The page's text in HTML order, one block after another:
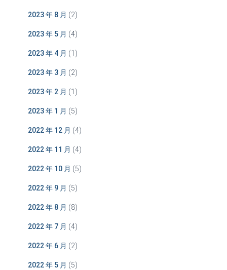
2023 年 8 月 (2)
2023 年 5 月 (4)
2023 年 4 月 (1)
2023 年 3 月 (2)
2023 年 2 月 (1)
2023 年 1 月 (5)
2022 年 12 月 (4)
2022 年 11 月 (4)
2022 年 10 月 (5)
2022 年 9 月 (5)
2022 年 8 月 (8)
2022 年 7 月 (4)
2022 年 6 月 (2)
2022 年 5 月 (5)